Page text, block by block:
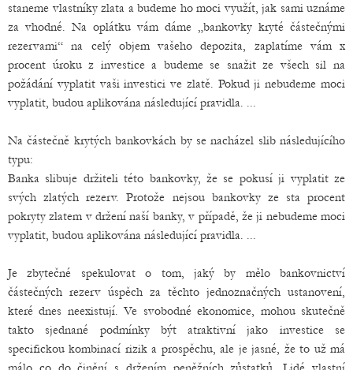
staneme vlastníky zlata a budeme ho moci využít, jak sami uznáme
za vhodné. Na oplátku vám dáme „bankovky kryté částečnými
rezervami“ na celý objem vašeho depozita, zaplatíme vám x
procent úroku z investice a budeme se snažit ze všech sil na
požádání vyplatit vaši investici ve zlatě. Pokud ji nebudeme moci
vyplatit, budou aplikována následující pravidla. ...
Na částečně krytých bankovkách by se nacházel slib následujícího
typu:
Banka slibuje držiteli této bankovky, že se pokusí ji vyplatit ze
svých zlatých rezerv. Protože nejsou bankovky ze sta procent
pokryty zlatem v držení naší banky, v případě, že ji nebudeme moci
vyplatit, budou aplikována následující pravidla. ...
Je zbytečné spekulovat o tom, jaký by mělo bankovnictví
částečných rezerv úspěch za těchto jednoznačných ustanovení,
které dnes neexistují. Ve svobodné ekonomice, mohou skutečně
takto sjednané podmínky být atraktivní jako investice se
specifickou kombinací rizik a prospěchu, ale je jasné, že to už má